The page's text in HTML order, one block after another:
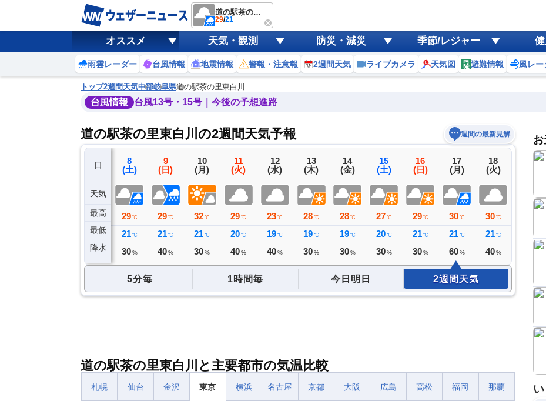
道の駅茶の里東白川
29/21
オススメ 天気・観測 防災・減災 季節/レジャー
雨雲レーダー 台風情報 地震情報 警報・注意報 2週間天気 ライブカメラ 天気図 避難情報 風レー
トップ2週間天気中部岐阜県道の駅茶の里東白川
台風情報 台風13号・15号｜今後の予想進路
道の駅茶の里東白川の2週間天気予報 週間の最新見解
日
天気
最高
最低
降水
7
(金)
31℃
23℃
ミリ
8
(土)
29 ℃
21 ℃
30 %
9
(日)
29 ℃
21 ℃
40 %
10
(月)
32 ℃
21 ℃
30 %
11
(火)
29 ℃
20 ℃
40 %
12
(水)
23℃
19℃
40%
13
(木)
28℃
19℃
30%
14
(金)
28℃
19℃
30%
15
(土)
27℃
20℃
30%
16
(日)
29 ℃
21 ℃
30 %
17
(月)
30 ℃
21 ℃
60 %
18
(火)
30 ℃
21 ℃
40 %
19
℃
5分毎 1時間毎 今日明日 2週間天気
道の駅茶の里東白川と主要都市の気温比較
札幌 仙台 金沢 東京 横浜 名古屋 京都 大阪 広島 高松 福岡 那覇